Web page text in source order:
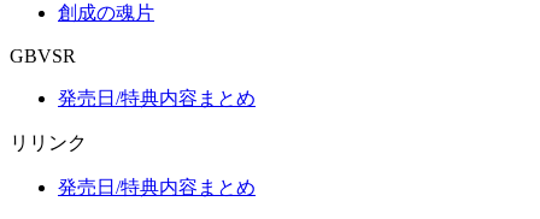
創成の魂片
GBVSR
発売日/特典内容まとめ
リリンク
発売日/特典内容まとめ